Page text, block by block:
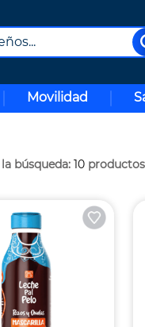
Movilidad
10 productos